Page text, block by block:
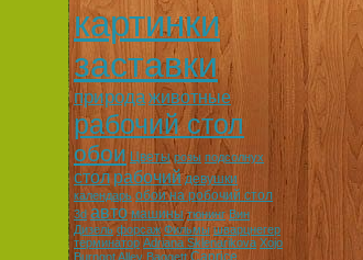
картинки
заставки
природаживотные
рабочий стол
обои Цветы розы подсолнух
стол рабочий девушки
календарь обои на робочий стол
3d авто машины тюнинг Вин
Дизель форсаж Фильмы шварцнегер
терминатор Adriana Sklenarikova Xojo
BurngotAlley Baggett Caprice